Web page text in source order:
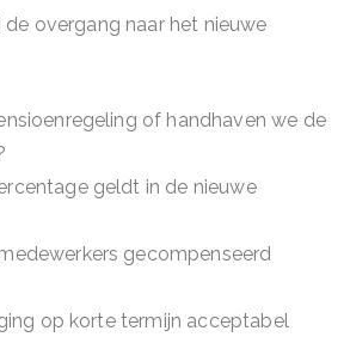
de overgang naar het nieuwe
of handhaven we de
geldt in de nieuwe
gecompenseerd
op korte termijn acceptabel